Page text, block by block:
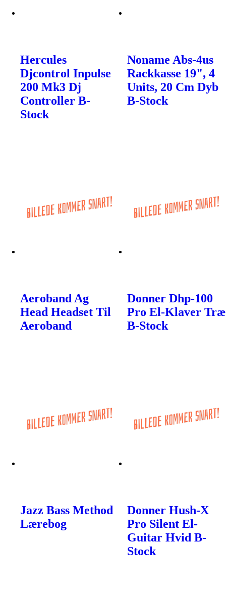
Hercules
Djcontrol Inpulse
200 Mk3 Dj
Controller B-
Stock
Noname Abs-4us
Rackkasse 19", 4
Units, 20 Cm Dyb
B-Stock
Aeroband Ag
Head Headset Til
Aeroband
Donner Dhp-100
Pro El-Klaver Træ
B-Stock
Jazz Bass Method
Lærebog
Donner Hush-X
Pro Silent El-
Guitar Hvid B-
Stock